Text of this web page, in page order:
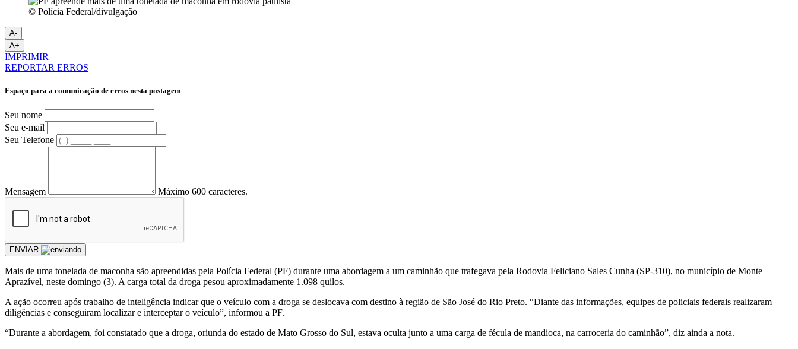
© Polícia Federal/divulgação
A-
A+
IMPRIMIR
REPORTAR ERROS
Espaço para a comunicação de erros nesta postagem
Seu nome
Seu e-mail
Seu Telefone
Mensagem Máximo 600 caracteres.
ENVIAR
Mais de uma tonelada de maconha são apreendidas pela Polícia Federal (PF) durante uma abordagem a um caminhão que trafegava pela Rodovia Feliciano Sales Cunha (SP-310), no município de Monte
Aprazível, neste domingo (3). A carga total da droga pesou aproximadamente 1.098 quilos.
A ação ocorreu após trabalho de inteligência indicar que o veículo com a droga se deslocava com destino à região de São José do Rio Preto. “Diante das informações, equipes de policiais federais realizaram
diligências e conseguiram localizar e interceptar o veículo”, informou a PF.
“Durante a abordagem, foi constatado que a droga, oriunda do estado de Mato Grosso do Sul, estava oculta junto a uma carga de fécula de mandioca, na carroceria do caminhão”, diz ainda a nota.